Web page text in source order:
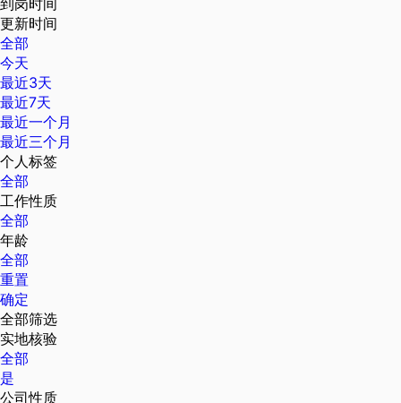
更新时间
全部
今天
最近3天
最近7天
最近一个月
最近三个月
个人标签
全部
工作性质
全部
年龄
全部
重置
确定
全部筛选
实地核验
全部
是
公司性质